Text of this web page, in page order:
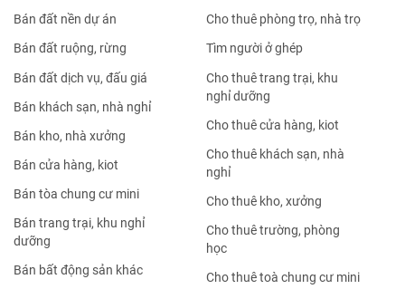
Bán đất nền dự án
Bán đất ruộng, rừng
Bán đất dịch vụ, đấu giá
Bán khách sạn, nhà nghỉ
Bán kho, nhà xưởng
Bán cửa hàng, kiot
Bán tòa chung cư mini
Bán trang trại, khu nghỉ
dưỡng
Bán bất động sản khác
Cho thuê phòng trọ, nhà trọ
Tìm người ở ghép
Cho thuê trang trại, khu
nghỉ dưỡng
Cho thuê cửa hàng, kiot
Cho thuê khách sạn, nhà
nghỉ
Cho thuê kho, xưởng
Cho thuê trường, phòng
học
Cho thuê toà chung cư mini